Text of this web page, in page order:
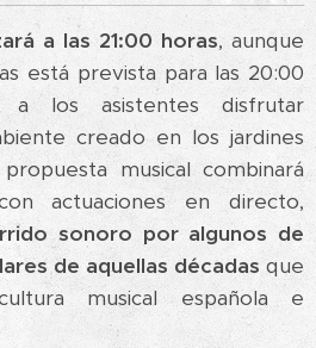
a las 21:00 horas, aunque
está prevista para las 20:00
a los asistentes disfrutar
creado en los jardines
musical combinará
actuaciones en directo,
sonoro por algunos de
de aquellas décadas que
musical española e